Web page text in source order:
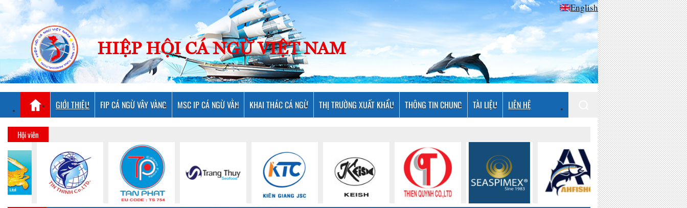
English
HIỆP HỘI CÁ NGỪ VIỆT NAM
GIỚI THIỆU FIP CÁ NGỪ VÂY VÀNG MSC IP CÁ NGỪ VẰN KHAI THÁC CÁ NGỪ THỊ TRƯỜNG XUẤT KHẨU THÔNG TIN CHUNG TÀI LIỆU LIÊN HỆ
Hội viên